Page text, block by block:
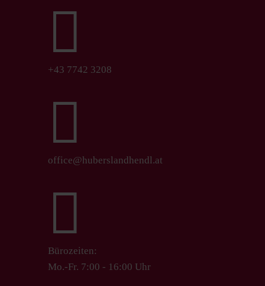

+43 7742 3208

office@huberslandhendl.at

Bürozeiten:
Mo.-Fr. 7:00 - 16:00 Uhr